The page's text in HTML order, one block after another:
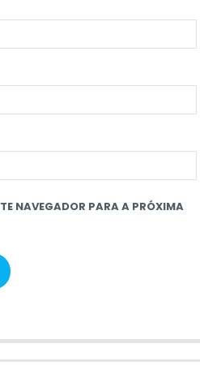
NAVEGADOR PARA A PRÓXIMA